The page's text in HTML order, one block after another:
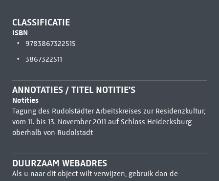
CLASSIFICATIE
ISBN
9783867322515
3867322511
ANNOTATIES / TITEL NOTITIE'S
Notities
Tagung des Rudolstädter Arbeitskreises zur Residenzkultur,
vom 11. bis 13. November 2011 auf Schloss Heidecksburg
oberhalb von Rudolstadt
DUURZAAM WEBADRES
Als u naar dit object wilt verwijzen, gebruik dan de